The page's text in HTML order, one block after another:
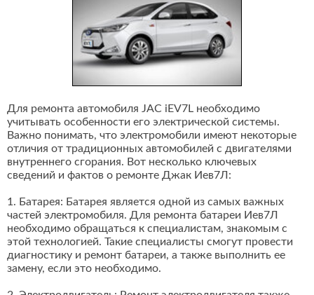
Для ремонта автомобиля JAC iEV7L необходимо
учитывать особенности его электрической системы.
Важно понимать, что электромобили имеют некоторые
отличия от традиционных автомобилей с двигателями
внутреннего сгорания. Вот несколько ключевых
сведений и фактов о ремонте Джак Иев7Л:
1. Батарея: Батарея является одной из самых важных
частей электромобиля. Для ремонта батареи Иев7Л
необходимо обращаться к специалистам, знакомым с
этой технологией. Такие специалисты смогут провести
диагностику и ремонт батареи, а также выполнить ее
замену, если это необходимо.